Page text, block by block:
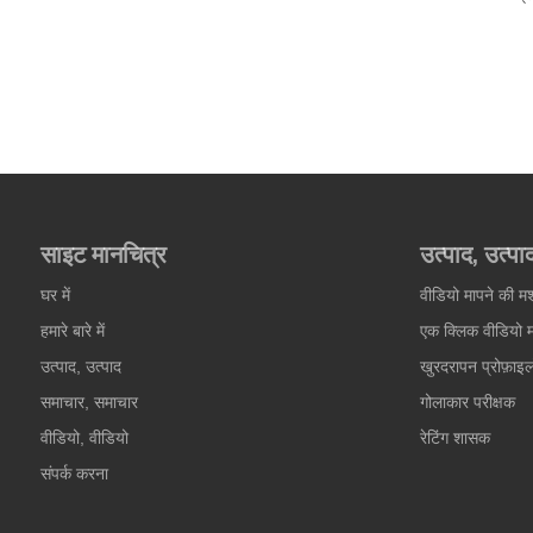
साइट मानचित्र
घर में
हमारे बारे में
उत्पाद, उत्पाद
समाचार, समाचार
वीडियो, वीडियो
संपर्क करना
उत्पाद,
वीडियो मापने की
एक क्लिक वीडियो
खुरदरापन
गोलाकार परीक्षक
रेटिंग शासक